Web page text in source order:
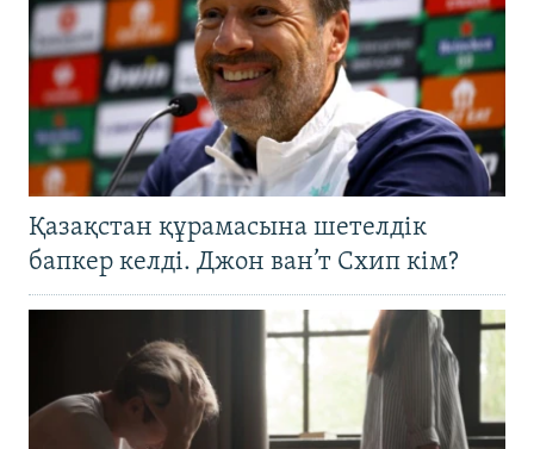
Қазақстан құрамасына шетелдік
бапкер келді. Джон ван’т Схип кім?